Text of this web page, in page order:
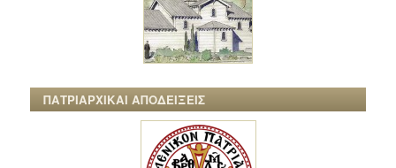
ΠΑΤΡΙΑΡΧΙΚΑΙ ΑΠΟΔΕΙΞΕΙΣ